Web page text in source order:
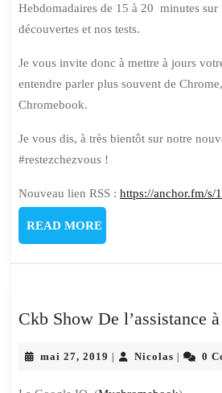
Hebdomadaires de 15 à 20 minutes sur
découvertes et nos tests.
Je vous invite donc à mettre à jours
entendre parler plus souvent de
Chromebook.
Je vous dis, à très bientôt sur notre
#restezchezvous !
Nouveau lien RSS : https://anchor.fm/s/
READ MOREREAD
MORE
Ckb Show De l’assistance
mai 27, 2019 mai
| NicolasNicolas
| 0